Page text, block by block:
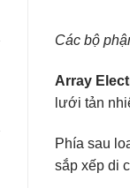
Các bộ
Array
lưới tản
Phía sau
sắp xếp di